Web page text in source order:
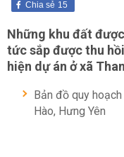
15
Chia sẻ
Những khu đất
tức sắp được thu
hiện dự án ở xã
Bản đồ quy
Hào, Hưng Yên